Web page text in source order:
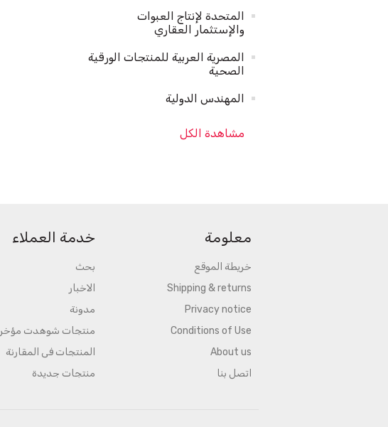
المتحدة لإنتاج العبوات
والإستثمار العقاري
المصرية العربية للمنتجات الورقية
الصحية
المهندس الدولية
مشاهدة الكل
معلومة
خريطة الموقع
Shipping & returns
Privacy notice
Conditions of Use
About us
اتصل بنا
خدمة العملاء
بحث
الاخبار
مدونة
منتجات شوهدت مؤخرا
المنتجات فى المقارنة
منتجات جديدة